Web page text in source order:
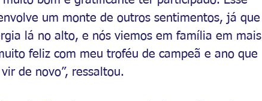
um monte de outros sentimentos, já que
lá no alto, e nós viemos em família em mais
feliz com meu troféu de campeã e ano que
de novo”, ressaltou.